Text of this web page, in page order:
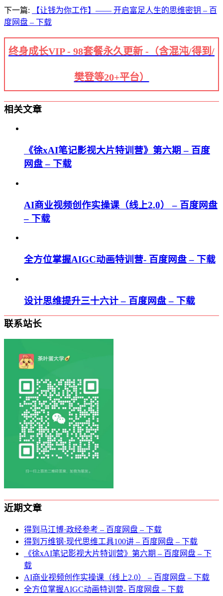
下一篇:
【让钱为你工作】—— 开启富足人生的思维密钥 – 百
度网盘 – 下载
终身成长VIP - 98套餐永久更新 -（含混沌/得到/
樊登等20+平台）
相关文章
《徐xAI笔记影视大片特训营》第六期 – 百度
网盘 – 下载
AI商业视频创作实操课（线上2.0） – 百度网盘
– 下载
全方位掌握AIGC动画特训营- 百度网盘 – 下载
设计思维提升三十六计 – 百度网盘 – 下载
联系站长
近期文章
得到马江博·政经参考 – 百度网盘 – 下载
得到万维钢·现代思维⼯具100讲 – 百度网盘 – 下载
《徐xAI笔记影视大片特训营》第六期 – 百度网盘 – 下
载
AI商业视频创作实操课（线上2.0） – 百度网盘 – 下载
全方位掌握AIGC动画特训营- 百度网盘 – 下载